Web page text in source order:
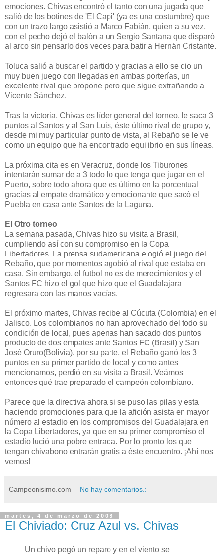
emociones. Chivas encontró el tanto con una jugada que
salió de los botines de 'El Capi' (ya es una costumbre) que
con un trazo largo asistió a Marco Fabián, quien a su vez,
con el pecho dejó el balón a un Sergio Santana que disparó
al arco sin pensarlo dos veces para batir a Hernán Cristante.
Toluca salió a buscar el partido y gracias a ello se dio un
muy buen juego con llegadas en ambas porterías, un
excelente rival que propone pero que sigue extrañando a
Vicente Sánchez.
Tras la victoria, Chivas es líder general del torneo, le saca 3
puntos al Santos y al San Luis, éste último rival de grupo y,
desde mi muy particular punto de vista, al Rebaño se le ve
como un equipo que ha encontrado equilibrio en sus líneas.
La próxima cita es en Veracruz, donde los Tiburones
intentarán sumar de a 3 todo lo que tenga que jugar en el
Puerto, sobre todo ahora que es último en la porcentual
gracias al empate dramático y emocionante que sacó el
Puebla en casa ante Santos de la Laguna.
El Otro torneo
La semana pasada, Chivas hizo su visita a Brasil,
cumpliendo así con su compromiso en la Copa
Libertadores. La prensa sudamericana elogió el juego del
Rebaño, que por momentos agobió al rival que estaba en
casa. Sin embargo, el futbol no es de merecimientos y el
Santos FC hizo el gol que hizo que el Guadalajara
regresara con las manos vacías.
El próximo martes, Chivas recibe al Cúcuta (Colombia) en el
Jalisco. Los colombianos no han aprovechado del todo su
condición de local, pues apenas han sacado dos puntos
producto de dos empates ante Santos FC (Brasil) y San
José Oruro(Bolivia), por su parte, el Rebaño ganó los 3
puntos en su primer partido de local y como antes
mencionamos, perdió en su visita a Brasil. Veámos
entonces qué trae preparado el campeón colombiano.
Parece que la directiva ahora si se puso las pilas y esta
haciendo promociones para que la afición asista en mayor
número al estadio en los compromisos del Guadalajara en
la Copa Libertadores, ya que en su primer compromiso el
estadio lució una pobre entrada. Por lo pronto los que
tengan chivabono entrarán gratis a éste encuentro. ¡Ahí nos
vemos!
Campeonisimo.com No hay comentarios.:
martes, 4 de marzo de 2008
El Chiviado: Cruz Azul vs. Chivas
Un chivo pegó un reparo y en el viento se